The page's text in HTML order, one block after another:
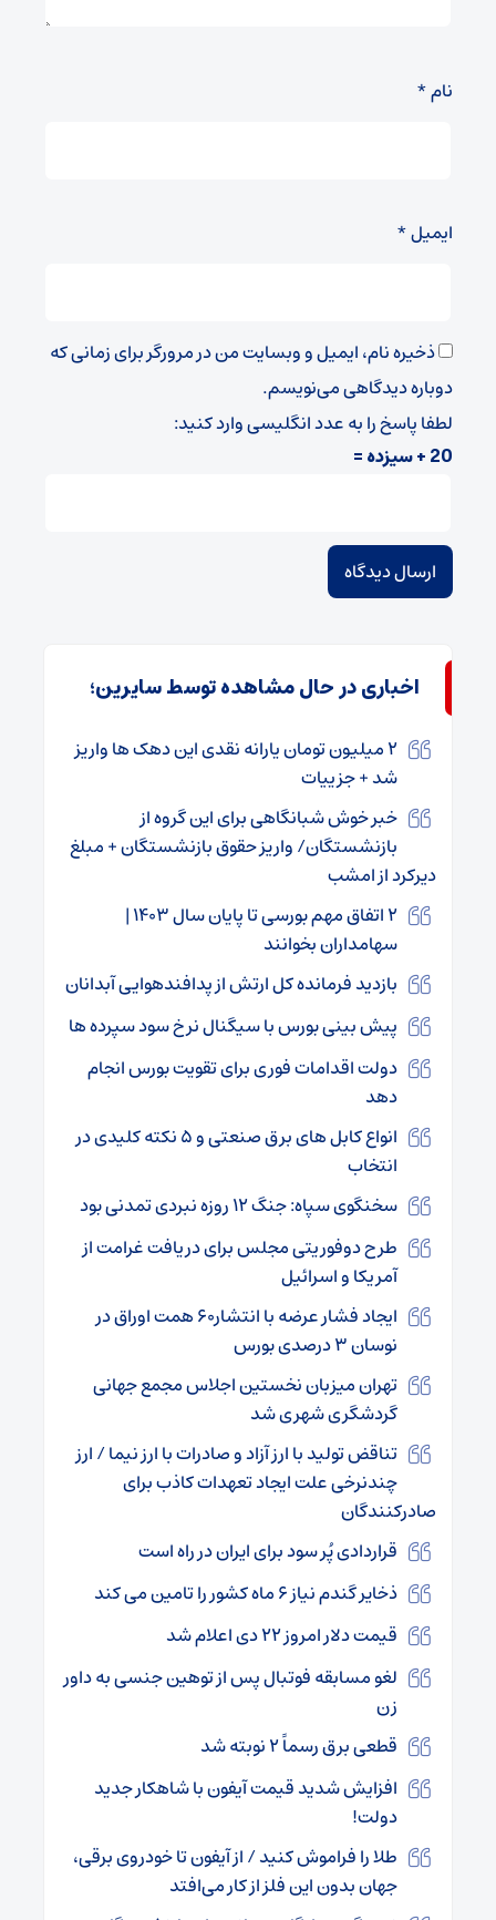
نام*
ایمیل*
ذخیره نام، ایمیل و وبسایت من در مرورگر برای زمانی که
دوباره دیدگاهی می‌نویسم.
لطفا پاسخ را به عدد انگلیسی وارد کنید:
20 + سیزده =
اخباری در حال مشاهده توسط سایرین؛
۲ میلیون تومان یارانه نقدی این دهک ها واریز
شد + جزییات
خبر خوش شبانگاهی برای این گروه از
بازنشستگان/ واریز حقوق بازنشستگان + مبلغ
دیرکرد از امشب
۲ اتفاق مهم بورسی تا پایان سال ۱۴۰۳ |
سهامداران بخوانند
بازدید فرمانده کل ارتش از پدافندهوایی آبدانان
پیش بینی بورس با سیگنال نرخ سود سپرده‌ ها
دولت اقدامات فوری برای تقویت بورس انجام
دهد
انواع کابل های برق صنعتی و ۵ نکته کلیدی در
انتخاب
سخنگوی سپاه: جنگ ۱۲ روزه نبردی تمدنی بود
طرح دوفوریتی مجلس برای دریافت غرامت از
آمریکا و اسرائیل
ایجاد فشار عرضه با انتشار۶۰ همت اوراق در
نوسان ۳ درصدی بورس
تهران میزبان نخستین اجلاس مجمع جهانی
گردشگری شهری شد
تناقض تولید با ارز آزاد و صادرات با ارز نیما / ارز
چندنرخی علت ایجاد تعهدات کاذب برای
صادرکنندگان
قراردادی پُر سود برای ایران در راه است
ذخایر گندم نیاز ۶ ماه کشور را تامین می کند
قیمت دلار امروز ۲۲ دی اعلام شد
لغو مسابقه فوتبال پس از توهین جنسی به داور
زن
قطعی برق رسماً ۲ نوبته شد
افزایش شدید قیمت آیفون با شاهکار جدید
دولت!
طلا را فراموش کنید / از آیفون تا خودروی برقی،
جهان بدون این فلز از کار می‌افتد